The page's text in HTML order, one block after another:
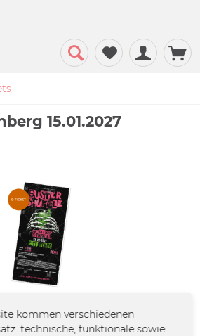
15.01.2027
kommen verschiedenen
technische, funktionale sowie